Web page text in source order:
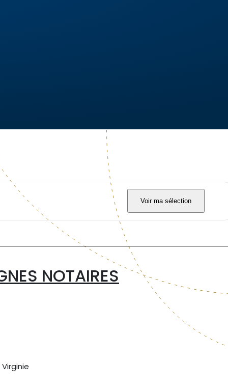
Voir ma sélection
NOTAIRES
Virginie